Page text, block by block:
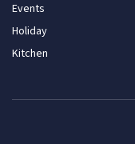
Events
Holiday
Kitchen